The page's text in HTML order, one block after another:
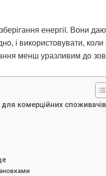
енергії. Вони
і використовувати,
менш уразливим до
комерційних